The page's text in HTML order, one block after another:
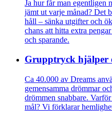
Ja hur får man egentligen
jämt ut varje månad? Det
håll – sänka utgifter och
chans att hitta extra
och sparande.
Grupptryck hjälper
Ca 40.000 av Dreams
gemensamma drömmar
drömmen snabbare.
mål? Vi förklarar